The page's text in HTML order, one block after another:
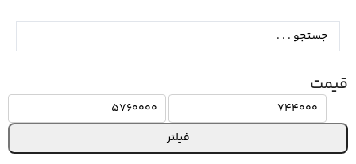
قیمت
فیلتر